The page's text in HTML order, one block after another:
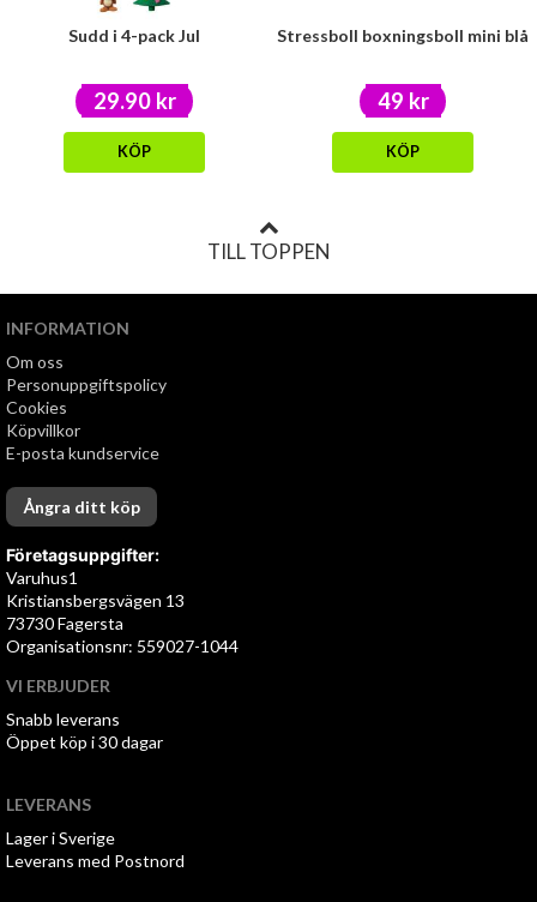
Sudd i 4-pack Jul
29.90 kr
KÖP
Stressboll boxningsboll mini blå
49 kr
KÖP
TILL TOPPEN
INFORMATION
Om oss
Personuppgiftspolicy
Cookies
Köpvillkor
E-posta kundservice
Ångra ditt köp
Företagsuppgifter:
Varuhus1
Kristiansbergsvägen 13
73730 Fagersta
Organisationsnr: 559027-1044
VI ERBJUDER
Snabb leverans
Öppet köp i 30 dagar
LEVERANS
Lager i Sverige
Leverans med Postnord